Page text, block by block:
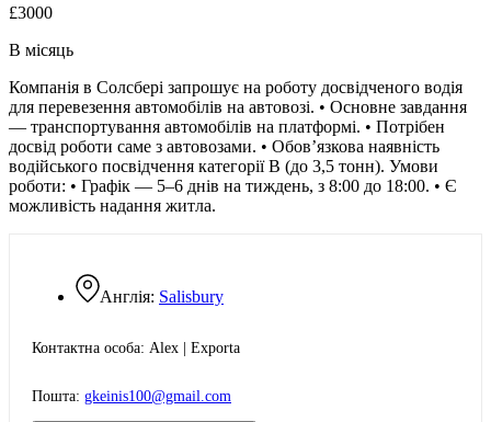
£3000
В місяць
Англія: Salisbury
Контактна особа: Alex | Exporta
Пошта: gkeinis100@gmail.com
Компанія в Солсбері запрошує на роботу досвідченого водія
для перевезення автомобілів на автовозі. • Основне завдання
— транспортування автомобілів на платформі. • Потрібен
досвід роботи саме з автовозами. • Обов’язкова наявність
водійського посвідчення категорії B (до 3,5 тонн). Умови
роботи: • Графік — 5–6 днів на тиждень, з 8:00 до 18:00. • Є
можливість надання житла.